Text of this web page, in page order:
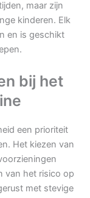
maar zijn
kinderen. Elk
en is geschikt
bij het
een prioriteit
Het kiezen van
van het risico op
met stevige